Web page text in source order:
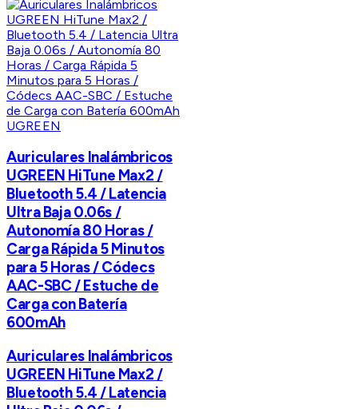
UGREEN
Auriculares Inalámbricos
UGREEN HiTune Max2 /
Bluetooth 5.4 / Latencia
Ultra Baja 0.06s /
Autonomía 80 Horas /
Carga Rápida 5 Minutos
para 5 Horas / Códecs
AAC-SBC / Estuche de
Carga con Batería
600mAh
Auriculares Inalámbricos
UGREEN HiTune Max2 /
Bluetooth 5.4 / Latencia